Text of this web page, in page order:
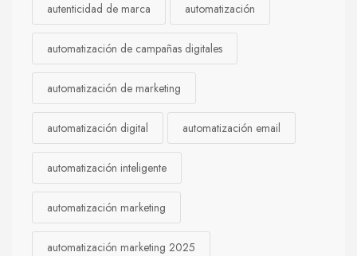
autenticidad de marca automatización
automatización de campañas digitales
automatización de marketing
automatización digital automatización email
automatización inteligente
automatización marketing
automatización marketing 2025